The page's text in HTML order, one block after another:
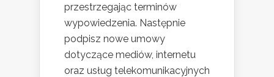
przestrzegając terminów
wypowiedzenia. Następnie
podpisz nowe umowy
dotyczące mediów, internetu
oraz usług telekomunikacyjnych